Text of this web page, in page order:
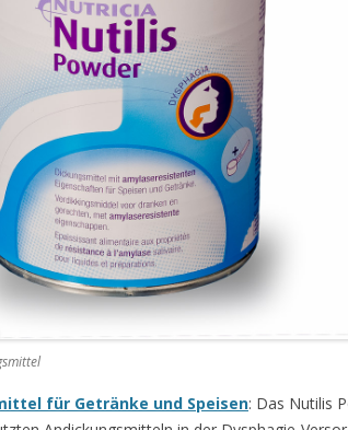
für Getränke und Speisen: Das Nutilis